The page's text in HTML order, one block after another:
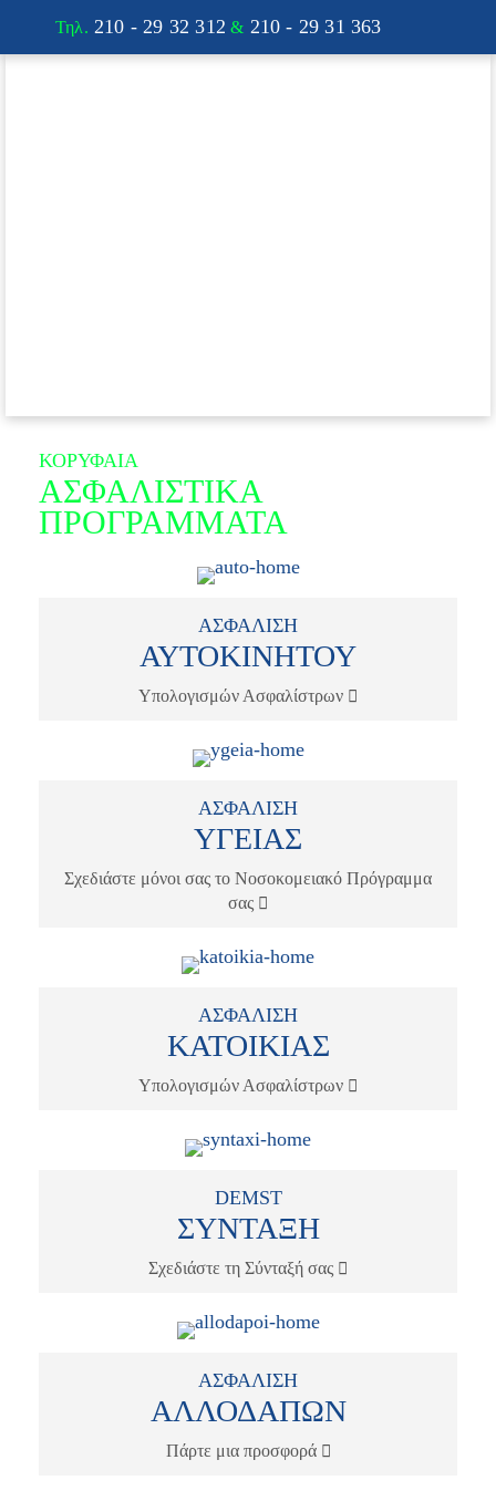
Τηλ. 210 - 29 32 312 & 210 - 29 31 363
ΚΟΡΥΦΑΙΑ
ΑΣΦΑΛΙΣΤΙΚΑ
ΠΡΟΓΡΑΜΜΑΤΑ
ΑΣΦΑΛΙΣΗ
ΑΥΤΟΚΙΝΗΤΟΥ
Υπολογισμών Ασφαλίστρων
ΑΣΦΑΛΙΣΗ
ΥΓΕΙΑΣ
Σχεδιάστε μόνοι σας το Νοσοκομειακό Πρόγραμμα
σας
ΑΣΦΑΛΙΣΗ
ΚΑΤΟΙΚΙΑΣ
Υπολογισμών Ασφαλίστρων
DEMST
ΣΥΝΤΑΞΗ
Σχεδιάστε τη Σύνταξή σας
ΑΣΦΑΛΙΣΗ
ΑΛΛΟΔΑΠΩΝ
Πάρτε μια προσφορά